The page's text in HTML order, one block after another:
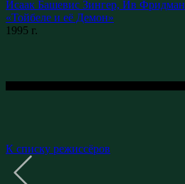
Исаак Башевис Зингер, Ив Фридман
«Тойбеле и её Демон»
1995 г.
К списку режиссёров